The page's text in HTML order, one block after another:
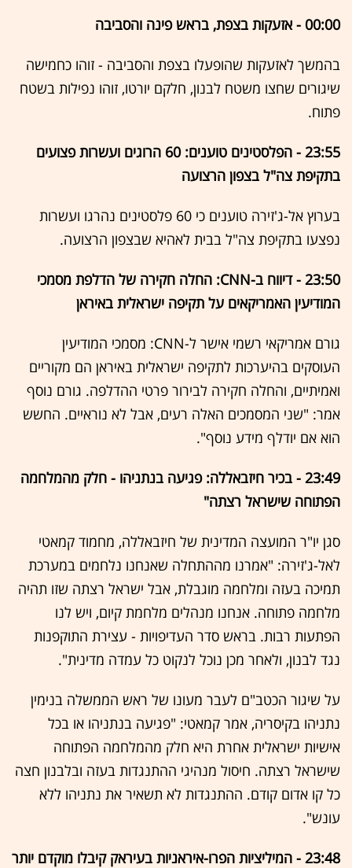
00:00 - אזעקות בצפת, בראש פינה והסביבה
בהמשך לאזעקות שהופעלו בצפת והסביבה - זוהו כחמישה
שיגורים שחצו משטח לבנון, חלקם יורטו, זוהו נפילות בשטח
פתוח.
23:55 - הפלסטינים טוענים: 60 הרוגים ועשרות פצועים
בתקיפת צה"ל בצפון הרצועה
בערוץ אל-ג'זירה טוענים כי 60 פלסטינים נהרגו ועשרות
נפצעו בתקיפת צה"ל בבית לאהיא שבצפון הרצועה.
23:50 - דיווח ב-CNN: החלה חקירה של הדלפת מסמכי
המודיעין האמריקאים על תקיפה ישראלית באיראן
גורם אמריקאי רשמי אישר ל-CNN: מסמכי המודיעין
העוסקים בהיערכות לתקיפה ישראלית באיראן הם מקוריים
ואמיתיים, והחלה חקירה לבירור פרטי ההדלפה. גורם נוסף
אמר: "שני המסמכים האלה רעים, אבל לא נוראיים. החשש
הוא אם יודלף מידע נוסף".
23:49 - בכיר חיזבאללה: פגיעה בנתניהו - חלק מהמלחמה
הפתוחה שישראל רצתה"
סגן יו"ר המועצה המדינית של חיזבאללה, מחמוד קמאטי
לאל-ג'זירה: "אמרנו מההתחלה שאנחנו נלחמים במערכת
תמיכה בעזה ומלחמה מוגבלת, אבל ישראל רצתה שזו תהיה
מלחמה פתוחה. אנחנו מנהלים מלחמת קיום, ויש לנו
הפתעות רבות. בראש סדר העדיפויות - עצירת התוקפנות
נגד לבנון, ולאחר מכן נוכל לנקוט כל עמדה מדינית".
על שיגור הכטב"ם לעבר מעונו של ראש הממשלה בנימין
נתניהו בקיסריה, אמר קמאטי: "פגיעה בנתניהו או בכל
אישיות ישראלית אחרת היא חלק מהמלחמה הפתוחה
שישראל רצתה. חיסול מנהיגי ההתנגדות בעזה ובלבנון חצה
כל קו אדום קודם. ההתנגדות לא תשאיר את נתניהו ללא
עונש".
23:48 - המיליציות הפרו-איראניות בעיראק קיבלו מוקדם יותר